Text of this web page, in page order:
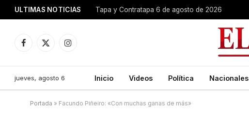
ULTIMAS NOTICIAS Tapa y Contratapa 6 de agosto de 2026
Facebook
X
Instagram
jueves, agosto 6 Inicio Videos Política Nacionales
Portada » Facundo Piñeiro: «Con muchas ganas de más»